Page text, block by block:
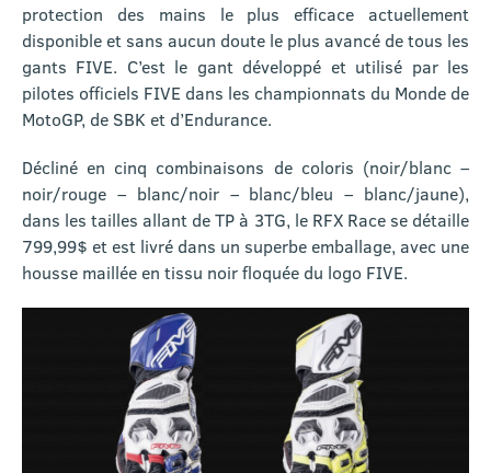
protection des mains le plus efficace actuellement
disponible et sans aucun doute le plus avancé de tous les
gants FIVE. C’est le gant développé et utilisé par les
pilotes officiels FIVE dans les championnats du Monde de
MotoGP, de SBK et d’Endurance.
Décliné en cinq combinaisons de coloris (noir/blanc –
noir/rouge – blanc/noir – blanc/bleu – blanc/jaune),
dans les tailles allant de TP à 3TG, le RFX Race se détaille
799,99$ et est livré dans un superbe emballage, avec une
housse maillée en tissu noir floquée du logo FIVE.